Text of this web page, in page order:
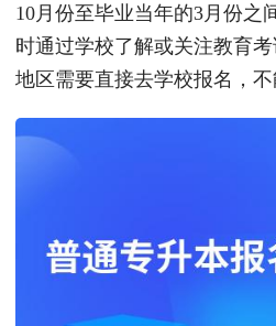
10月份至毕业当年的3月份之
时通过学校了解或关注教育
地区需要直接去学校报名，不